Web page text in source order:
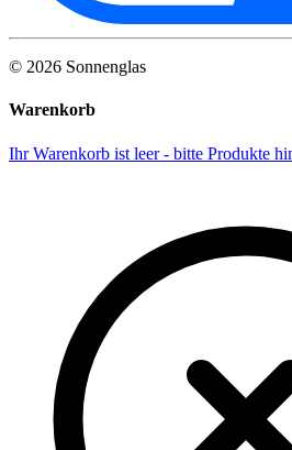
© 2026 Sonnenglas
Warenkorb
Ihr Warenkorb ist leer - bitte Produkte